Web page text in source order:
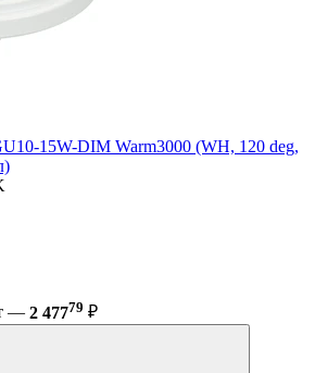
15W-DIM Warm3000 (WH, 120 deg,
— 2 47779 ₽